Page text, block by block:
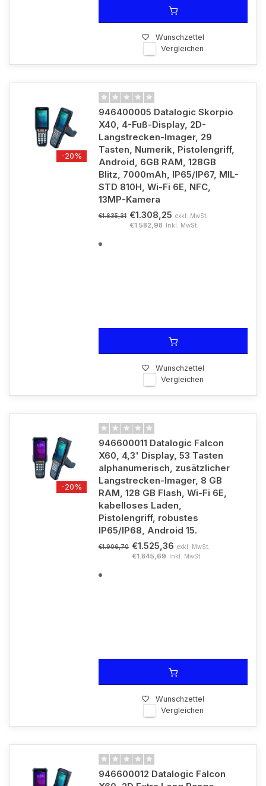
Wunschzettel
Vergleichen
-20%
946400005 Datalogic Skorpio
X40, 4-Fuß-Display, 2D-
Langstrecken-Imager, 29
Tasten, Numerik, Pistolengriff,
Android, 6GB RAM, 128GB
Blitz, 7000mAh, IP65/IP67, MIL-
STD 810H, Wi-Fi 6E, NFC,
13MP-Kamera
€1.635,31 €1.308,25 exkl. MwSt.
€1.582,98 Inkl. MwSt.
Wunschzettel
Vergleichen
-20%
946600011 Datalogic Falcon
X60, 4,3' Display, 53 Tasten
alphanumerisch, zusätzlicher
Langstrecken-Imager, 8 GB
RAM, 128 GB Flash, Wi-Fi 6E,
kabelloses Laden,
Pistolengriff, robustes
IP65/IP68, Android 15.
€1.906,70 €1.525,36 exkl. MwSt.
€1.845,69 Inkl. MwSt.
Wunschzettel
Vergleichen
946600012 Datalogic Falcon